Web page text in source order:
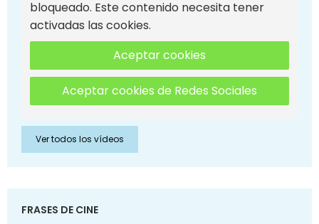
bloqueado. Este contenido necesita tener
activadas las cookies.
Aceptar cookies
Aceptar cookies de Redes Sociales
Ver todos los vídeos
FRASES DE CINE